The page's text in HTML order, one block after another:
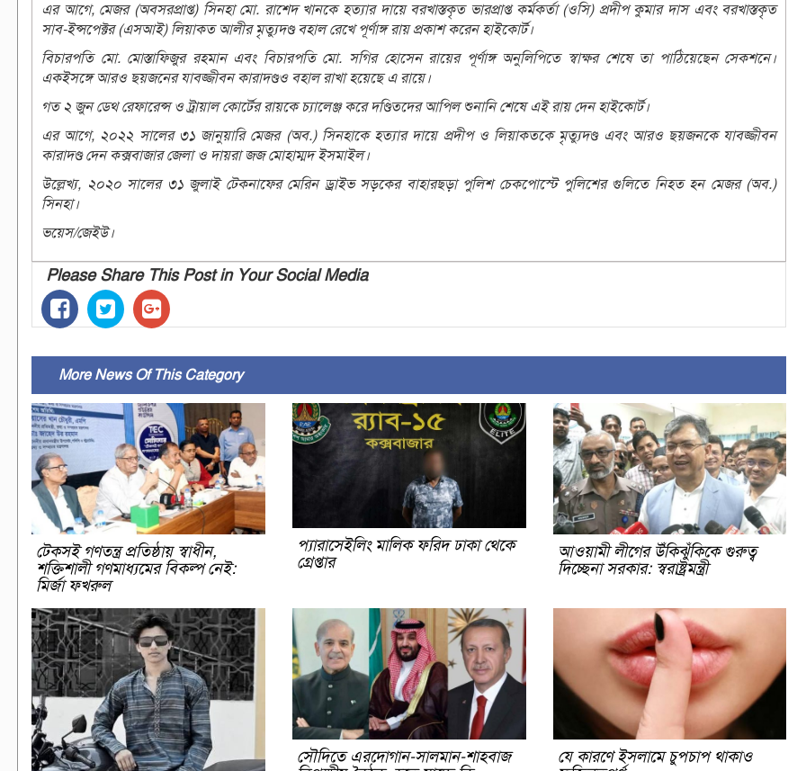
এর আগে, মেজর (অবসরপ্রাপ্ত) সিনহা মো. রাশেদ খানকে হত্যার দায়ে বরখাস্তকৃত ভারপ্রাপ্ত কর্মকর্তা (ওসি) প্রদীপ কুমার দাস এবং বরখাস্তকৃত
সাব-ইন্সপেক্টর (এসআই) লিয়াকত আলীর মৃত্যুদণ্ড বহাল রেখে পূর্ণাঙ্গ রায় প্রকাশ করেন হাইকোর্ট।
বিচারপতি মো. মোস্তাফিজুর রহমান এবং বিচারপতি মো. সগির হোসেন রায়ের পূর্ণাঙ্গ অনুলিপিতে স্বাক্ষর শেষে তা পাঠিয়েছেন সেকশনে।
একইসঙ্গে আরও ছয়জনের যাবজ্জীবন কারাদণ্ডও বহাল রাখা হয়েছে এ রায়ে।
গত ২ জুন ডেথ রেফারেন্স ও ট্রায়াল কোর্টের রায়কে চ্যালেঞ্জ করে দণ্ডিতদের আপিল শুনানি শেষে এই রায় দেন হাইকোর্ট।
এর আগে, ২০২২ সালের ৩১ জানুয়ারি মেজর (অব.) সিনহাকে হত্যার দায়ে প্রদীপ ও লিয়াকতকে মৃত্যুদণ্ড এবং আরও ছয়জনকে যাবজ্জীবন
কারাদণ্ড দেন কক্সবাজার জেলা ও দায়রা জজ মোহাম্মদ ইসমাইল।
উল্লেখ্য, ২০২০ সালের ৩১ জুলাই টেকনাফের মেরিন ড্রাইভ সড়কের বাহারছড়া পুলিশ চেকপোস্টে পুলিশের গুলিতে নিহত হন মেজর (অব.)
সিনহা।
ভয়েস/জেইউ।
Please Share This Post in Your Social Media
More News Of This Category
টেকসই গণতন্ত্র প্রতিষ্ঠায় স্বাধীন,
শক্তিশালী গণমাধ্যমের বিকল্প নেই:
মির্জা ফখরুল
প্যারাসেইলিং মালিক ফরিদ ঢাকা থেকে
গ্রেপ্তার
আওয়ামী লীগের উঁকিঝুঁকিকে গুরুত্ব
দিচ্ছেনা সরকার: স্বরাষ্ট্রমন্ত্রী
সৌদিতে এরদোগান-সালমান-শাহবাজ
যে কারণে ইসলামে চুপচাপ থাকাও